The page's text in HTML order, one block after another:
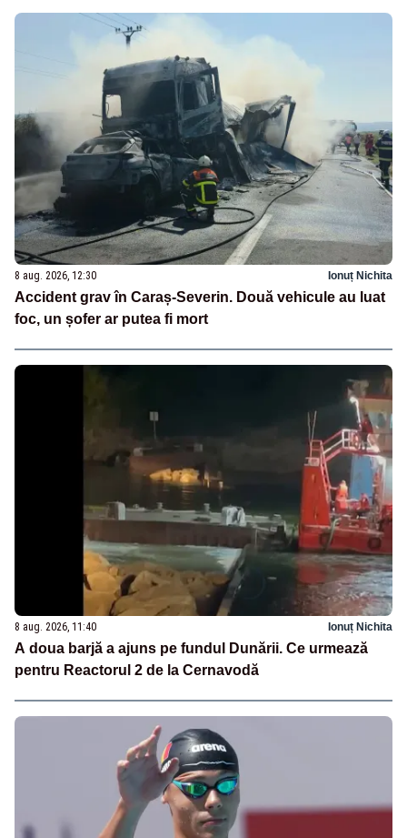
8 aug. 2026, 12:30 Ionuț Nichita
Accident grav în Caraș-Severin. Două vehicule au luat
foc, un șofer ar putea fi mort
8 aug. 2026, 11:40 Ionuț Nichita
A doua barjă a ajuns pe fundul Dunării. Ce urmează
pentru Reactorul 2 de la Cernavodă